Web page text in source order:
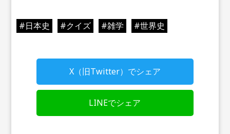
#日本史 #クイズ #雑学 #世界史
X（旧Twitter）でシェア
LINEでシェア